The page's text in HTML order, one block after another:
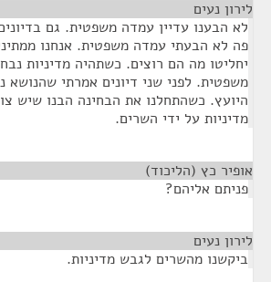
לירון נעים
לא הבענו עדיין עמדה משפטית. גם
פה לא הבעתי עמדה משפטית. אנחנו
יחליטו מה הם רוצים. כשתהיה מדיניות
משפטית. לפני שני דיונים אמרתי שהנושא
היועץ. כשהתחלנו את הבחינה הבנו שיש
מדיניות על ידי השרים.
אופיר כץ (הליכוד)
פניתם אליהם?
לירון נעים
ביקשנו מהשרים לגבש מדיניות.